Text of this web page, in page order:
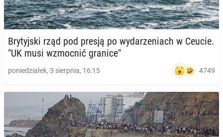
Bry­tyj­ski rząd pod presją po wy­da­rze­niach w Ceucie.
"UK musi wzmoc­nić granice"
poniedziałek, 3 sierpnia, 16:15 4749